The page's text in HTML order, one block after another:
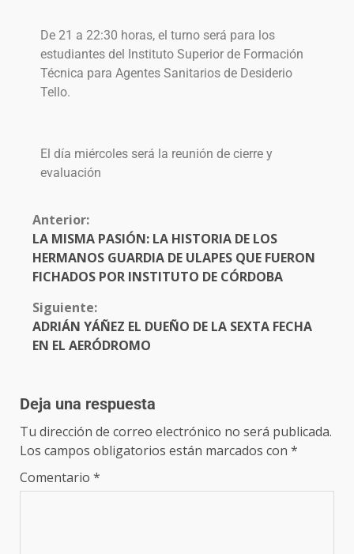
De 21 a 22:30 horas, el turno será para los
estudiantes del Instituto Superior de Formación
Técnica para Agentes Sanitarios de Desiderio
Tello.
El día miércoles será la reunión de cierre y
evaluación
Anterior:
LA MISMA PASIÓN: LA HISTORIA DE LOS
HERMANOS GUARDIA DE ULAPES QUE FUERON
FICHADOS POR INSTITUTO DE CÓRDOBA
Siguiente:
ADRIÁN YÁÑEZ EL DUEÑO DE LA SEXTA FECHA
EN EL AERÓDROMO
Deja una respuesta
Tu dirección de correo electrónico no será publicada.
Los campos obligatorios están marcados con *
Comentario *